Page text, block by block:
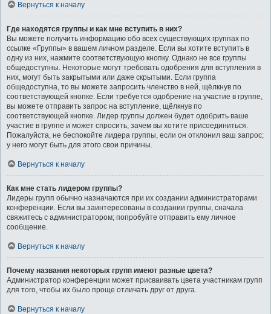
Вернуться к началу
Где находятся группы и как мне вступить в них?
Вы можете получить информацию обо всех существующих группах по
ссылке «Группы» в вашем личном разделе. Если вы хотите вступить в
одну из них, нажмите соответствующую кнопку. Однако не все группы
общедоступны. Некоторые могут требовать одобрения для вступления в
них, могут быть закрытыми или даже скрытыми. Если группа
общедоступна, то вы можете запросить членство в ней, щёлкнув по
соответствующей кнопке. Если требуется одобрение на участие в группе,
вы можете отправить запрос на вступление, щёлкнув по
соответствующей кнопке. Лидер группы должен будет одобрить ваше
участие в группе и может спросить, зачем вы хотите присоединиться.
Пожалуйста, не беспокойте лидера группы, если он отклонил ваш запрос;
у него могут быть для этого свои причины.
Вернуться к началу
Как мне стать лидером группы?
Лидеры групп обычно назначаются при их создании администраторами
конференции. Если вы заинтересованы в создании группы, сначала
свяжитесь с администратором; попробуйте отправить ему личное
сообщение.
Вернуться к началу
Почему названия некоторых групп имеют разные цвета?
Администратор конференции может присваивать цвета участникам групп
для того, чтобы их было проще отличать друг от друга.
Вернуться к началу